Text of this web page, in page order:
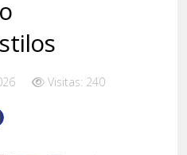
Visitas: 240